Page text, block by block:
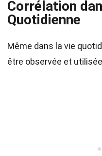
Corrélation
Quotidienne
Même dans la vie
être observée et